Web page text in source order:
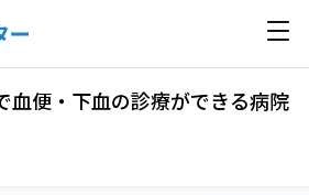
血便・下血の診療ができる病院